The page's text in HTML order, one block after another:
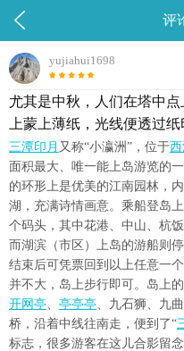
 评
yujiahui1698
尤其是中秋，人们在塔中
上蒙上薄纸，光线便透过
三潭印月 又称“小瀛洲”，位于西
面积最大、唯一能上岛游览的
的环形上是优美的江南园林，
湖，充满诗情画意。乘船登岛
个码头，其中花港、中山、杭
而湖滨（市区）上岛的游船则
结束后可凭票回到以上任意一
并不大，岛上步行即可。岛上
开网亭、 亭亭亭、九石狮、九
桥，沿着中线往南走，便到了“
标志，很多游客在这儿合影留